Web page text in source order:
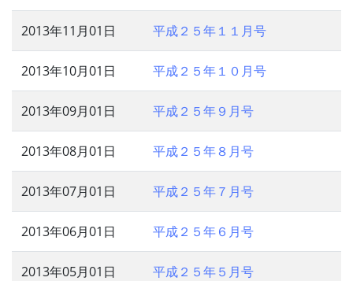
2013年11月01日 平成２５年１１月号
2013年10月01日 平成２５年１０月号
2013年09月01日 平成２５年９月号
2013年08月01日 平成２５年８月号
2013年07月01日 平成２５年７月号
2013年06月01日 平成２５年６月号
2013年05月01日 平成２５年５月号